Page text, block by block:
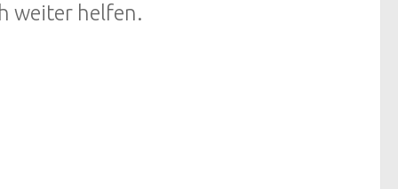
weiter helfen.